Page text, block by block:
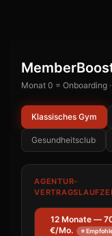
Monat 0 = Onboarding
Klassisches Gym
Gesundheitsclub
AGENTUR-
12 Monate —
€/Mo.
⭐